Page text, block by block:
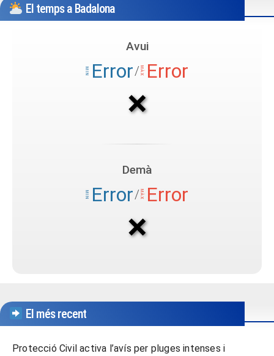
El temps a Badalona
El més recent
Protecció Civil activa l’avís per pluges intenses i